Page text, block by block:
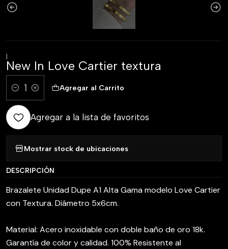
|
New In Love Cartier textura
Cantidad
Agregar al Carrito
Agregar a la lista de favoritos
Mostrar stock de ubicaciones
DESCRIPCIÓN
Brazalete Unidad Dupe A1 Alta Gama modelo Love Cartier
con Textura. Diámetro 5x6cm.
Material: Acero inoxidable con doble baño de oro 18k.
Garantía de color y calidad. 100% Resistente al